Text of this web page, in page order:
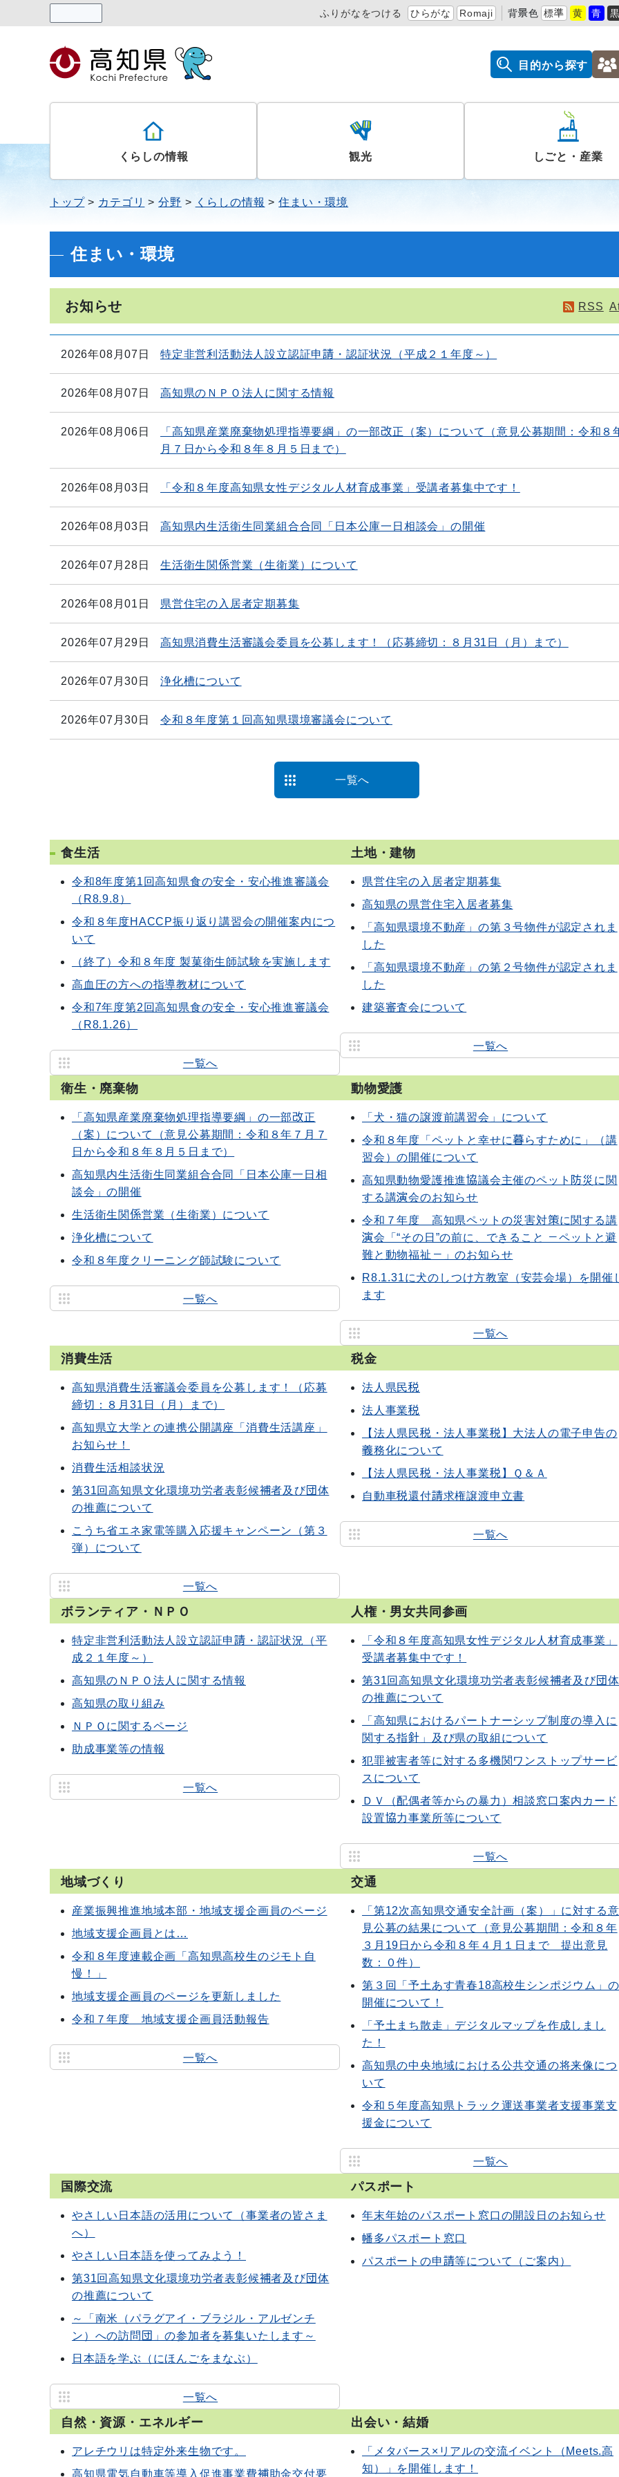
ふりがなをつける ひらがな Romaji 背景色 標準 黄 青
目的から探す
くらしの情報 観光 しごと・産業
トップ カテゴリ 分野 くらしの情報 住まい・環境
住まい・環境
お知らせ RSS
2026年08月07日 特定非営利活動法人設立認証申請・認証状況（平成２１年度～）
2026年08月07日 高知県のＮＰＯ法人に関する情報
2026年08月06日
「高知県産業廃棄物処理指導要綱」の一部改正（案）について（意見公募期間：令和８
月７日から令和８年８月５日まで）
2026年08月03日 「令和８年度高知県女性デジタル人材育成事業」受講者募集中です！
2026年08月03日 高知県内生活衛生同業組合合同「日本公庫一日相談会」の開催
2026年07月28日 生活衛生関係営業（生衛業）について
2026年08月01日 県営住宅の入居者定期募集
2026年07月29日 高知県消費生活審議会委員を公募します！（応募締切：８月31日（月）まで）
2026年07月30日 浄化槽について
2026年07月30日 令和８年度第１回高知県環境審議会について
一覧へ
食生活
令和8年度第1回高知県食の安全・安心推進審議会
（R8.9.8）
令和８年度HACCP振り返り講習会の開催案内につ
いて
（終了）令和８年度 製菓衛生師試験を実施します
高血圧の方への指導教材について
令和7年度第2回高知県食の安全・安心推進審議会
（R8.1.26）
一覧へ
土地・建物
県営住宅の入居者定期募集
高知県の県営住宅入居者募集
「高知県環境不動産」の第３号物件が認定されま
した
「高知県環境不動産」の第２号物件が認定されま
した
建築審査会について
一覧へ
衛生・廃棄物
「高知県産業廃棄物処理指導要綱」の一部改正
（案）について（意見公募期間：令和８年７月７
日から令和８年８月５日まで）
高知県内生活衛生同業組合合同「日本公庫一日相
談会」の開催
生活衛生関係営業（生衛業）について
浄化槽について
令和８年度クリーニング師試験について
一覧へ
動物愛護
「犬・猫の譲渡前講習会」について
令和８年度「ペットと幸せに暮らすために」（講
習会）の開催について
高知県動物愛護推進協議会主催のペット防災に関
する講演会のお知らせ
令和７年度 高知県ペットの災害対策に関する講
演会「“その日”の前に、できること －ペットと避
難と動物福祉－」のお知らせ
R8.1.31に犬のしつけ方教室（安芸会場）を開催
ます
一覧へ
消費生活
高知県消費生活審議会委員を公募します！（応募
締切：８月31日（月）まで）
高知県立大学との連携公開講座「消費生活講座」
お知らせ！
消費生活相談状況
第31回高知県文化環境功労者表彰候補者及び団体
の推薦について
こうち省エネ家電等購入応援キャンペーン（第３
弾）について
一覧へ
税金
法人県民税
法人事業税
【法人県民税・法人事業税】大法人の電子申告の
義務化について
【法人県民税・法人事業税】Ｑ＆Ａ
自動車税還付請求権譲渡申立書
一覧へ
ボランティア・ＮＰＯ
特定非営利活動法人設立認証申請・認証状況（平
成２１年度～）
高知県のＮＰＯ法人に関する情報
高知県の取り組み
ＮＰＯに関するページ
助成事業等の情報
一覧へ
人権・男女共同参画
「令和８年度高知県女性デジタル人材育成事業」
受講者募集中です！
第31回高知県文化環境功労者表彰候補者及び団体
の推薦について
「高知県におけるパートナーシップ制度の導入に
関する指針」及び県の取組について
犯罪被害者等に対する多機関ワンストップサービ
スについて
ＤＶ（配偶者等からの暴力）相談窓口案内カード
設置協力事業所等について
一覧へ
地域づくり
産業振興推進地域本部・地域支援企画員のページ
地域支援企画員とは…
令和８年度連載企画「高知県高校生のジモト自
慢！」
地域支援企画員のページを更新しました
令和７年度 地域支援企画員活動報告
一覧へ
交通
「第12次高知県交通安全計画（案）」に対する意
見公募の結果について（意見公募期間：令和８年
３月19日から令和８年４月１日まで 提出意見
数：０件）
第３回「予土あす青春18高校生シンポジウム」の
開催について！
「予土まち散走」デジタルマップを作成しまし
た！
高知県の中央地域における公共交通の将来像につ
いて
令和５年度高知県トラック運送事業者支援事業支
援金について
一覧へ
国際交流
やさしい日本語の活用について（事業者の皆さま
へ）
やさしい日本語を使ってみよう！
第31回高知県文化環境功労者表彰候補者及び団体
の推薦について
～「南米（パラグアイ・ブラジル・アルゼンチ
ン）への訪問団」の参加者を募集いたします～
日本語を学ぶ（にほんごをまなぶ）
一覧へ
パスポート
年末年始のパスポート窓口の開設日のお知らせ
幡多パスポート窓口
パスポートの申請等について（ご案内）
自然・資源・エネルギー
アレチウリは特定外来生物です。
高知県電気自動車等導入促進事業費補助金交付要
出会い・結婚
「メタバース×リアルの交流イベント（Meets.高
知）」を開催します！